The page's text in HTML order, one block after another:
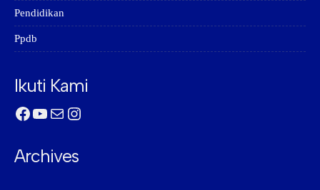
Pendidikan
Ppdb
Ikuti Kami
Facebook
YouTube
MailInstagram
Archives